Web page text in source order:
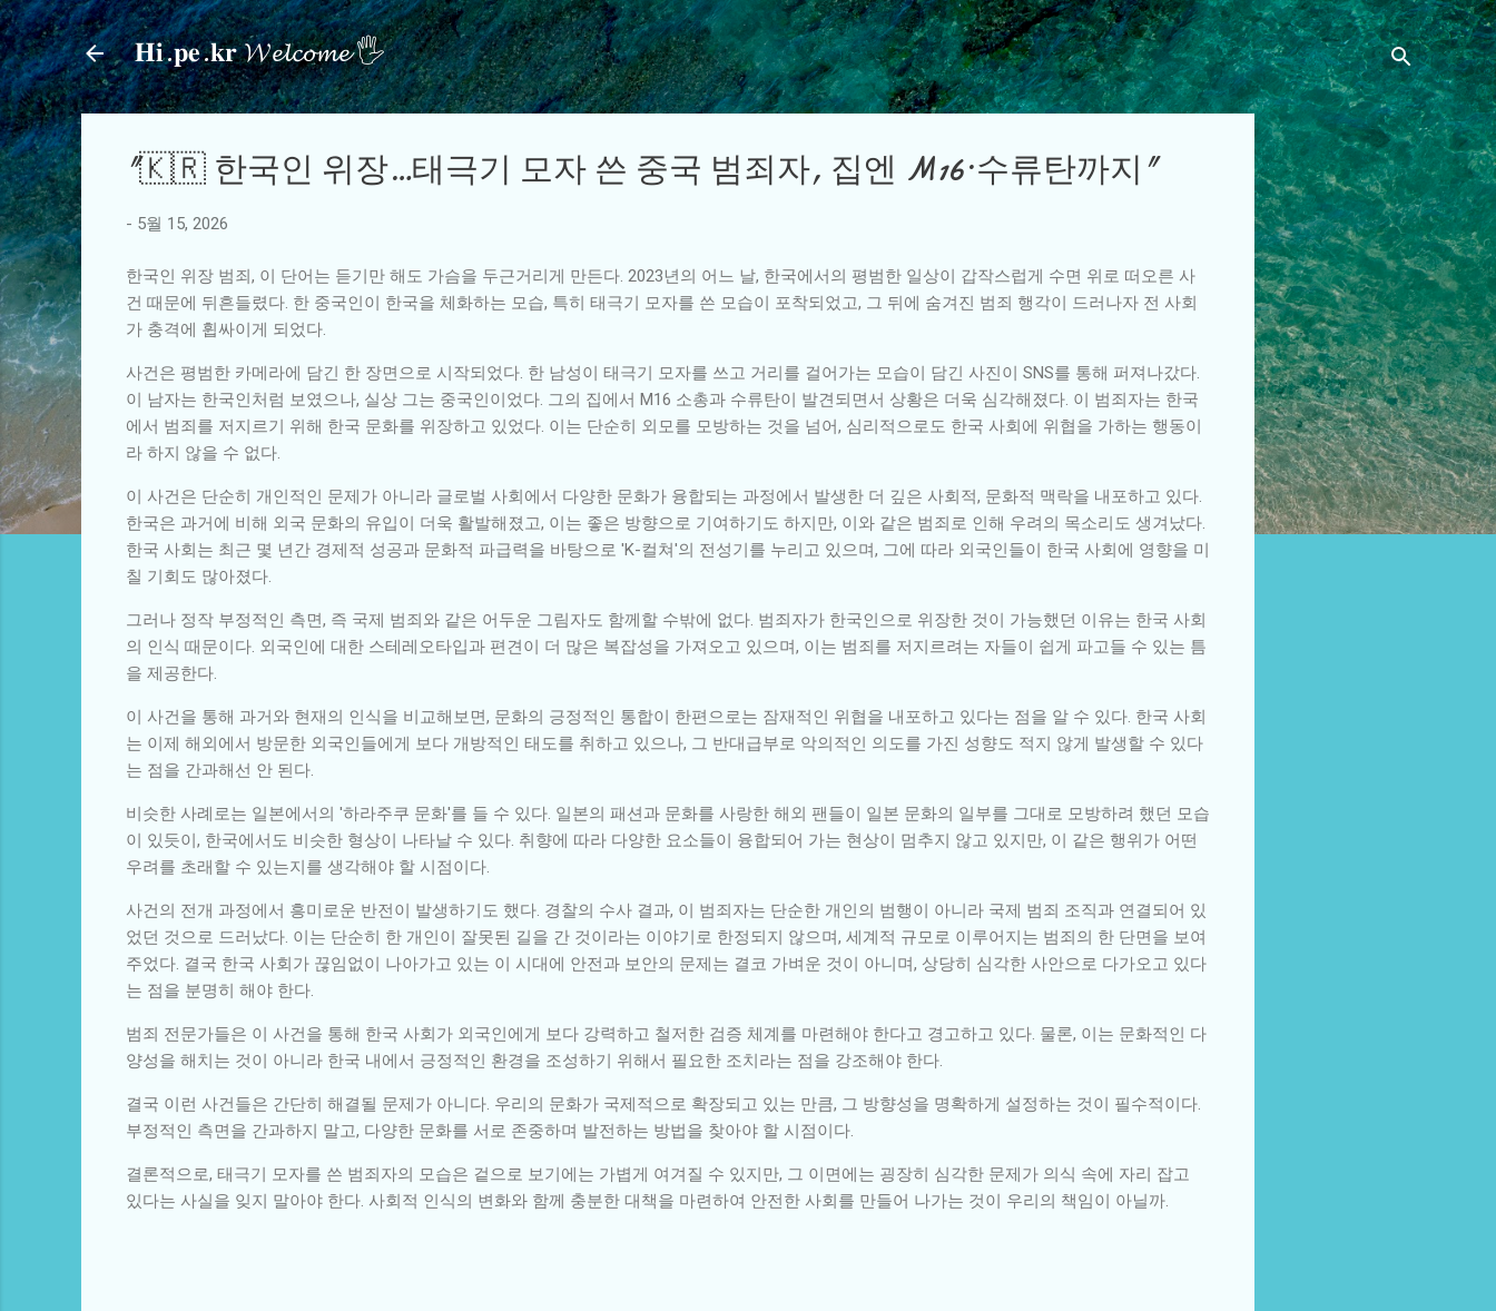
기본 콘텐츠로 건너뛰기
𝐇𝐢.𝐩𝐞.𝐤𝐫 𝓦𝓮𝓵𝓬𝓸𝓶𝓮 🖐
"🇰🇷 한국인 위장…태극기 모자 쓴 중국 범죄자, 집엔 M16·수류탄까지"
- 5월 15, 2026
한국인 위장 범죄, 이 단어는 듣기만 해도 가슴을 두근거리게 만든다. 2023년의 어느 날, 한국에서의 평범한 일상이 갑작스럽게 수면 위로 떠오른 사
건 때문에 뒤흔들렸다. 한 중국인이 한국을 체화하는 모습, 특히 태극기 모자를 쓴 모습이 포착되었고, 그 뒤에 숨겨진 범죄 행각이 드러나자 전 사회
가 충격에 휩싸이게 되었다.
사건은 평범한 카메라에 담긴 한 장면으로 시작되었다. 한 남성이 태극기 모자를 쓰고 거리를 걸어가는 모습이 담긴 사진이 SNS를 통해 퍼져나갔다.
이 남자는 한국인처럼 보였으나, 실상 그는 중국인이었다. 그의 집에서 M16 소총과 수류탄이 발견되면서 상황은 더욱 심각해졌다. 이 범죄자는 한국
에서 범죄를 저지르기 위해 한국 문화를 위장하고 있었다. 이는 단순히 외모를 모방하는 것을 넘어, 심리적으로도 한국 사회에 위협을 가하는 행동이
라 하지 않을 수 없다.
이 사건은 단순히 개인적인 문제가 아니라 글로벌 사회에서 다양한 문화가 융합되는 과정에서 발생한 더 깊은 사회적, 문화적 맥락을 내포하고 있다.
한국은 과거에 비해 외국 문화의 유입이 더욱 활발해졌고, 이는 좋은 방향으로 기여하기도 하지만, 이와 같은 범죄로 인해 우려의 목소리도 생겨났다.
한국 사회는 최근 몇 년간 경제적 성공과 문화적 파급력을 바탕으로 'K-컬쳐'의 전성기를 누리고 있으며, 그에 따라 외국인들이 한국 사회에 영향을 미
칠 기회도 많아졌다.
그러나 정작 부정적인 측면, 즉 국제 범죄와 같은 어두운 그림자도 함께할 수밖에 없다. 범죄자가 한국인으로 위장한 것이 가능했던 이유는 한국 사회
의 인식 때문이다. 외국인에 대한 스테레오타입과 편견이 더 많은 복잡성을 가져오고 있으며, 이는 범죄를 저지르려는 자들이 쉽게 파고들 수 있는 틈
을 제공한다.
이 사건을 통해 과거와 현재의 인식을 비교해보면, 문화의 긍정적인 통합이 한편으로는 잠재적인 위협을 내포하고 있다는 점을 알 수 있다. 한국 사회
는 이제 해외에서 방문한 외국인들에게 보다 개방적인 태도를 취하고 있으나, 그 반대급부로 악의적인 의도를 가진 성향도 적지 않게 발생할 수 있다
는 점을 간과해선 안 된다.
비슷한 사례로는 일본에서의 '하라주쿠 문화'를 들 수 있다. 일본의 패션과 문화를 사랑한 해외 팬들이 일본 문화의 일부를 그대로 모방하려 했던 모습
이 있듯이, 한국에서도 비슷한 형상이 나타날 수 있다. 취향에 따라 다양한 요소들이 융합되어 가는 현상이 멈추지 않고 있지만, 이 같은 행위가 어떤
우려를 초래할 수 있는지를 생각해야 할 시점이다.
사건의 전개 과정에서 흥미로운 반전이 발생하기도 했다. 경찰의 수사 결과, 이 범죄자는 단순한 개인의 범행이 아니라 국제 범죄 조직과 연결되어 있
었던 것으로 드러났다. 이는 단순히 한 개인이 잘못된 길을 간 것이라는 이야기로 한정되지 않으며, 세계적 규모로 이루어지는 범죄의 한 단면을 보여
주었다. 결국 한국 사회가 끊임없이 나아가고 있는 이 시대에 안전과 보안의 문제는 결코 가벼운 것이 아니며, 상당히 심각한 사안으로 다가오고 있다
는 점을 분명히 해야 한다.
범죄 전문가들은 이 사건을 통해 한국 사회가 외국인에게 보다 강력하고 철저한 검증 체계를 마련해야 한다고 경고하고 있다. 물론, 이는 문화적인 다
양성을 해치는 것이 아니라 한국 내에서 긍정적인 환경을 조성하기 위해서 필요한 조치라는 점을 강조해야 한다.
결국 이런 사건들은 간단히 해결될 문제가 아니다. 우리의 문화가 국제적으로 확장되고 있는 만큼, 그 방향성을 명확하게 설정하는 것이 필수적이다.
부정적인 측면을 간과하지 말고, 다양한 문화를 서로 존중하며 발전하는 방법을 찾아야 할 시점이다.
결론적으로, 태극기 모자를 쓴 범죄자의 모습은 겉으로 보기에는 가볍게 여겨질 수 있지만, 그 이면에는 굉장히 심각한 문제가 의식 속에 자리 잡고
있다는 사실을 잊지 말아야 한다. 사회적 인식의 변화와 함께 충분한 대책을 마련하여 안전한 사회를 만들어 나가는 것이 우리의 책임이 아닐까.